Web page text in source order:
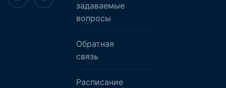
задаваемые
вопросы
Обратная
связь
Расписание